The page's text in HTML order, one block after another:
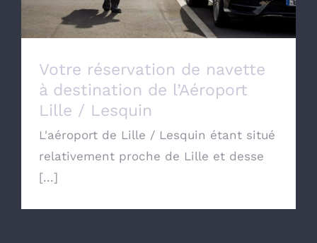
Votre réservation de navette
à destination de l’Aéroport
Lille / Lesquin
L'aéroport de Lille / Lesquin étant situé
relativement proche de Lille et desse
[...]